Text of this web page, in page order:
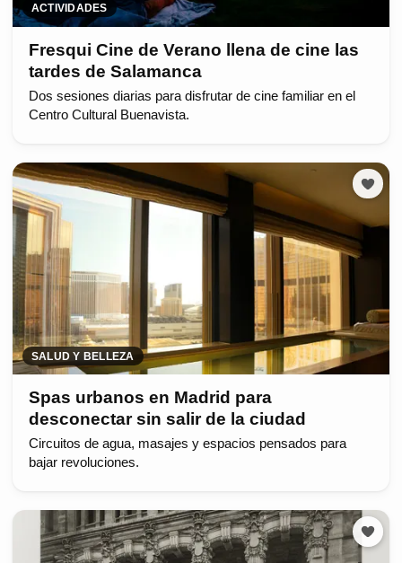
ACTIVIDADES
Fresqui Cine de Verano llena de cine las
tardes de Salamanca
Dos sesiones diarias para disfrutar de cine familiar en el
Centro Cultural Buenavista.
SALUD Y BELLEZA
Spas urbanos en Madrid para
desconectar sin salir de la ciudad
Circuitos de agua, masajes y espacios pensados para
bajar revoluciones.